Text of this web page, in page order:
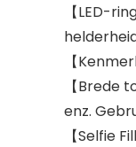
【LED-
【
【Brede
enz.
【Selfie